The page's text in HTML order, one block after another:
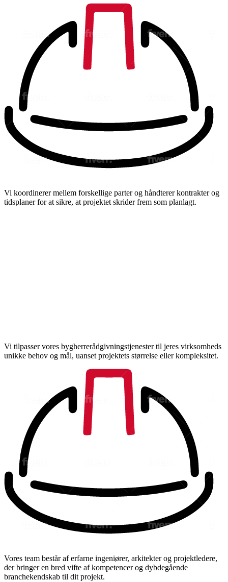
Vi koordinerer mellem forskellige parter og håndterer kontrakter og
tidsplaner for at sikre, at projektet skrider frem som planlagt.
Vi tilpasser vores bygherrerådgivningstjenester til jeres virksomheds
unikke behov og mål, uanset projektets størrelse eller kompleksitet.
Vores team består af erfarne ingeniører, arkitekter og projektledere,
der bringer en bred vifte af kompetencer og dybdegående
branchekendskab til dit projekt.